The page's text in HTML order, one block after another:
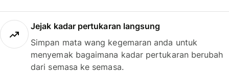
Jejak kadar pertukaran langsung
Simpan mata wang kegemaran anda untuk
menyemak bagaimana kadar pertukaran berubah
dari semasa ke semasa.